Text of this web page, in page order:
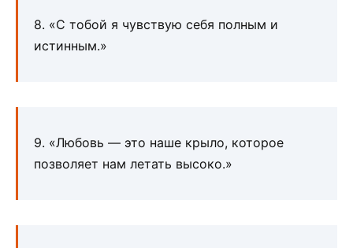
8. «С тобой я чувствую себя полным и
истинным.»
9. «Любовь — это наше крыло, которое
позволяет нам летать высоко.»